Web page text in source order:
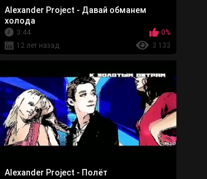
Alexander Project - Давай обманем
холода
3:44
0%
12 лет назад
3 133
Alexander Project - Полёт